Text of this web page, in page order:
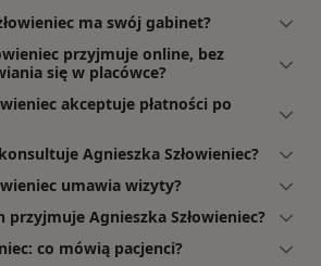
ma swój gabinet?
przyjmuje online, bez
się w placówce?
akceptuje płatności po
Agnieszka Szłowieniec?
umawia wizyty?
przyjmuje Agnieszka Szłowieniec?
co mówią pacjenci?